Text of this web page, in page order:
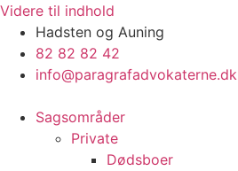
Videre til indhold
Hadsten og Auning
82 82 82 42
info@paragrafadvokaterne.dk
Sagsområder
Private
Dødsboer